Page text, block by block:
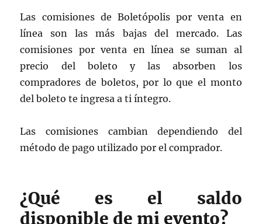
Las comisiones de Boletópolis por venta en
línea son las más bajas del mercado. Las
comisiones por venta en línea se suman al
precio del boleto y las absorben los
compradores de boletos, por lo que el monto
del boleto te ingresa a ti íntegro.
Las comisiones cambian dependiendo del
método de pago utilizado por el comprador.
¿Qué es el saldo
disponible de mi evento?